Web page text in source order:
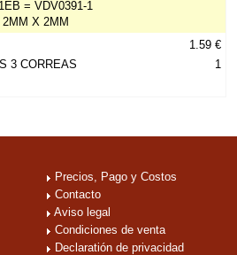
= VDV0391-1
X 2MM
3 CORREAS
1.59 €
1
Precios, Pago y Costos
Contacto
Aviso legal
Condiciones de venta
Declaratión de privacidad